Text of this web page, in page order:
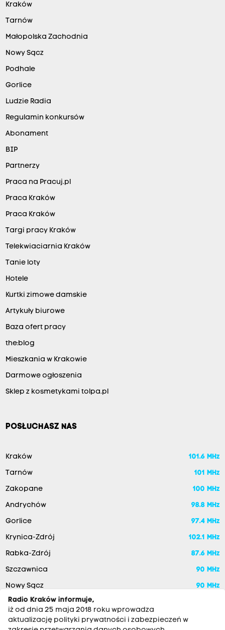
Kraków
Tarnów
Małopolska Zachodnia
Nowy Sącz
Podhale
Gorlice
Ludzie Radia
Regulamin konkursów
Abonament
BIP
Partnerzy
Praca na Pracuj.pl
Praca Kraków
Praca Kraków
Targi pracy Kraków
Telekwiaciarnia Kraków
Tanie loty
Hotele
Kurtki zimowe damskie
Artykuły biurowe
Baza ofert pracy
the:blog
Mieszkania w Krakowie
Darmowe ogłoszenia
Sklep z kosmetykami tolpa.pl
POSŁUCHASZ NAS
Kraków 101.6 MHz
Tarnów 101 MHz
Zakopane 100 MHz
Andrychów 98.8 MHz
Gorlice 97.4 MHz
Krynica-Zdrój 102.1 MHz
Rabka-Zdrój 87.6 MHz
Szczawnica 90 MHz
Nowy Sącz
90 MHz
Radio Kraków informuje,
iż od dnia 25 maja 2018 roku wprowadza
aktualizację polityki prywatności i zabezpieczeń w